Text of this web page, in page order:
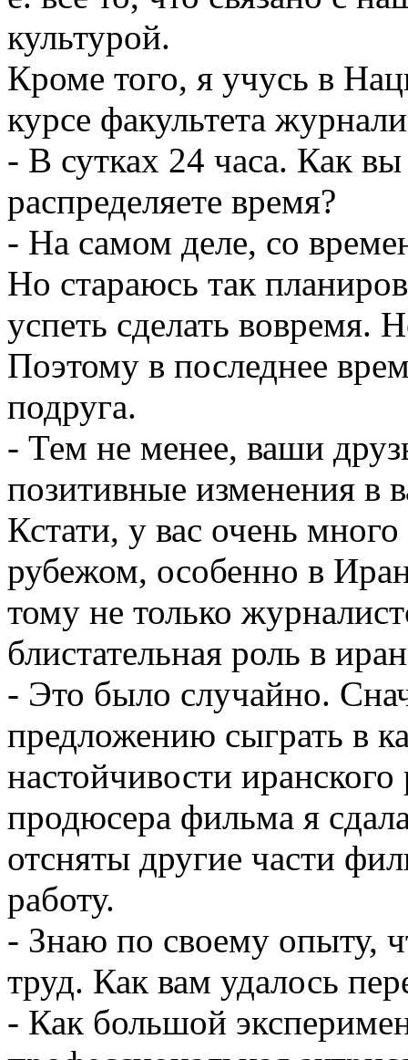
культурой.
Кроме того, я учусь в
курсе факультета
- В сутках 24 часа. Как
распределяете время?
- На самом деле, со
Но стараюсь так
успеть сделать вовремя.
Поэтому в последнее
подруга.
- Тем не менее, ваши
позитивные изменения
Кстати, у вас очень много
рубежом, особенно в
тому не только
блистательная роль в
- Это было случайно.
предложению сыграть в
настойчивости
продюсера фильма я
отсняты другие части
работу.
- Знаю по своему опыту,
труд. Как вам удалось
- Как большой